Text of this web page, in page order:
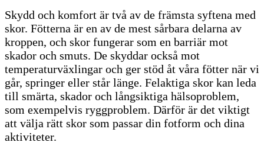
Skydd och komfort är två av de främsta syftena med
skor. Fötterna är en av de mest sårbara delarna av
kroppen, och skor fungerar som en barriär mot
skador och smuts. De skyddar också mot
temperaturväxlingar och ger stöd åt våra fötter när vi
går, springer eller står länge. Felaktiga skor kan leda
till smärta, skador och långsiktiga hälsoproblem,
som exempelvis ryggproblem. Därför är det viktigt
att välja rätt skor som passar din fotform och dina
aktiviteter.